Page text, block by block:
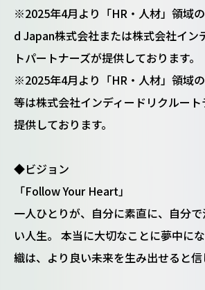
※2025年4月より「HR・人材」領域
d Japan株式会社または株式会社イン
トパートナーズが提供しております。
※2025年4月より「HR・人材」領域
等は株式会社インディードリクルー
提供しております。
◆ビジョン
「Follow Your Heart」
一人ひとりが、自分に素直に、自分
い人生。 本当に大切なことに夢中に
織は、より良い未来を生み出せると信